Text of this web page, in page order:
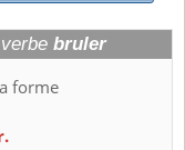
bruler
forme